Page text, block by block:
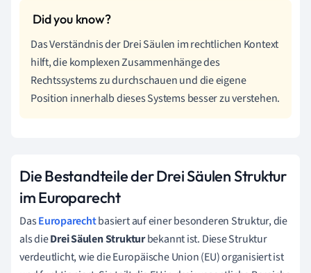
Das Verständnis der Drei Säulen im rechtlichen Kontext
hilft, die komplexen Zusammenhänge des
Rechtssystems zu durchschauen und die eigene
Position innerhalb dieses Systems besser zu verstehen.
Die Bestandteile der Drei Säulen Struktur
im Europarecht
DasEuroparechtbasiert auf einer besonderen Struktur, die
als dieDrei Säulen Strukturbekannt ist. Diese Struktur
verdeutlicht, wie die Europäische Union (EU) organisiert ist